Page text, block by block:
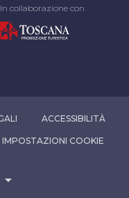
In collaborazione con
ACCESSIBILITÀ
IMPOSTAZIONI COOKIE
arrow_drop_down